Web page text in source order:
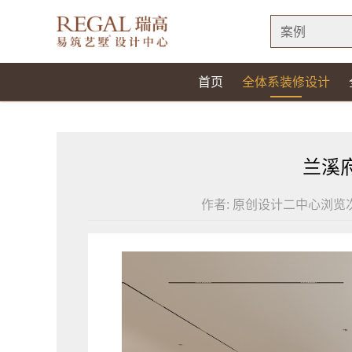
案例
首页 全体系装修设计
兰溪
作者: 原创设计二中心浏览